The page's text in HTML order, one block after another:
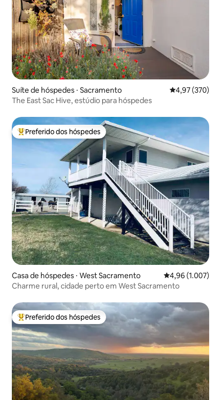
Suíte de hóspedes ⋅ Sacramento 4,97 de uma
4,97 (370)
The East Sac Hive, estúdio para hóspedes
Entre os melhores preferidos dos hóspedes
Preferido dos hóspedes
Casa de hóspedes ⋅ West Sacramento 4,96 de uma
4,96 (1.007)
Charme rural, cidade perto em West Sacramento
Entre os melhores preferidos dos hóspedes
Preferido dos hóspedes